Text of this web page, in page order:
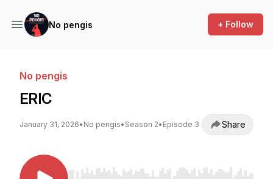
No pengis + Follow
No pengis
ERIC
January 31, 2026• No pengis• Season 2• Episode 3 Share